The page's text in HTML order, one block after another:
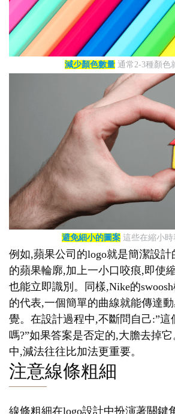
減少顏色數量通常2-3種顏色
避免細小的圖案 這些在縮小
例如,蘋果公司的logo就是簡潔設
的蘋果輪廓,加上一小口咬痕,即使
也能立即識別。同樣,Nike的
的代表,一個簡單的曲線就能傳達
覺。在設計過程中,不斷問自己:”這
嗎?”如果答案是否定的,大膽去掉
中,減法往往比加法更重要。
注意線條粗細
線條粗細在logo設計中扮演著關鍵